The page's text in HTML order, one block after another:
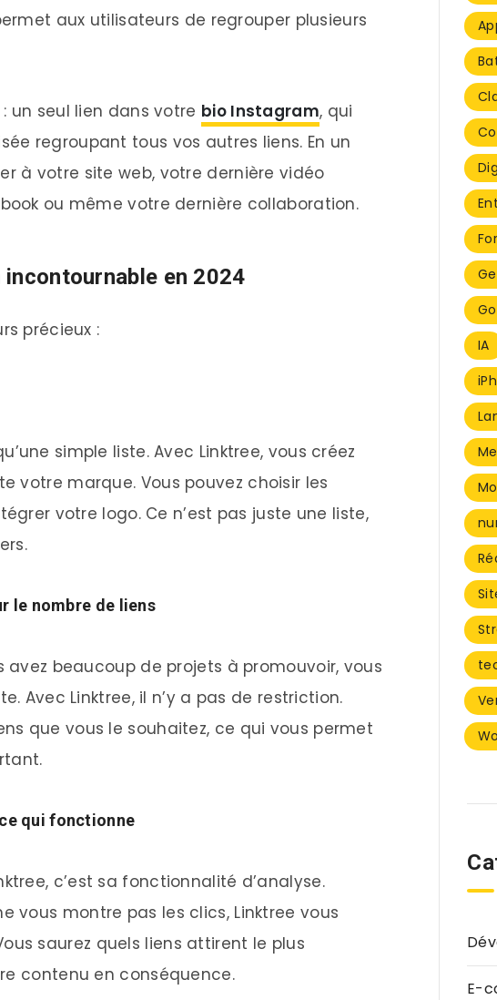
aux utilisateurs de regrouper plusieurs
un seul lien dans votre bio Instagram, qui
regroupant tous vos autres liens. En un
à votre site web, votre dernière vidéo
ou même votre dernière collaboration.
en 2024
précieux :
simple liste. Avec Linktree, vous créez
votre marque. Vous pouvez choisir les
votre logo. Ce n’est pas juste une liste,
le nombre de liens
avez beaucoup de projets à promouvoir, vous
Avec Linktree, il n’y a pas de restriction.
que vous le souhaitez, ce qui vous permet
qui fonctionne
c’est sa fonctionnalité d’analyse.
vous montre pas les clics, Linktree vous
saurez quels liens attirent le plus
contenu en conséquence.
IA
E-